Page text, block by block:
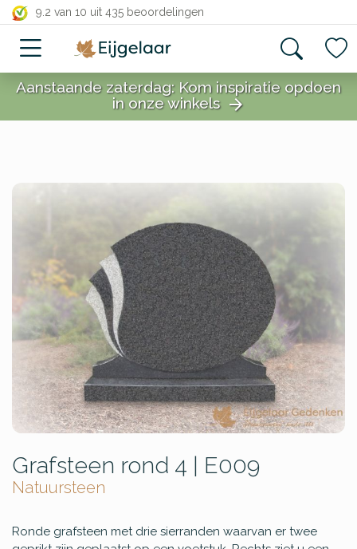
9.2 van 10 uit 435 beoordelingen
close
close
Aanstaande zaterdag: Kom inspiratie opdoen
in onze winkels arrow_forward
Grafsteen rond 4 | E009
Natuursteen
Ronde grafsteen met drie sierranden waarvan er twee